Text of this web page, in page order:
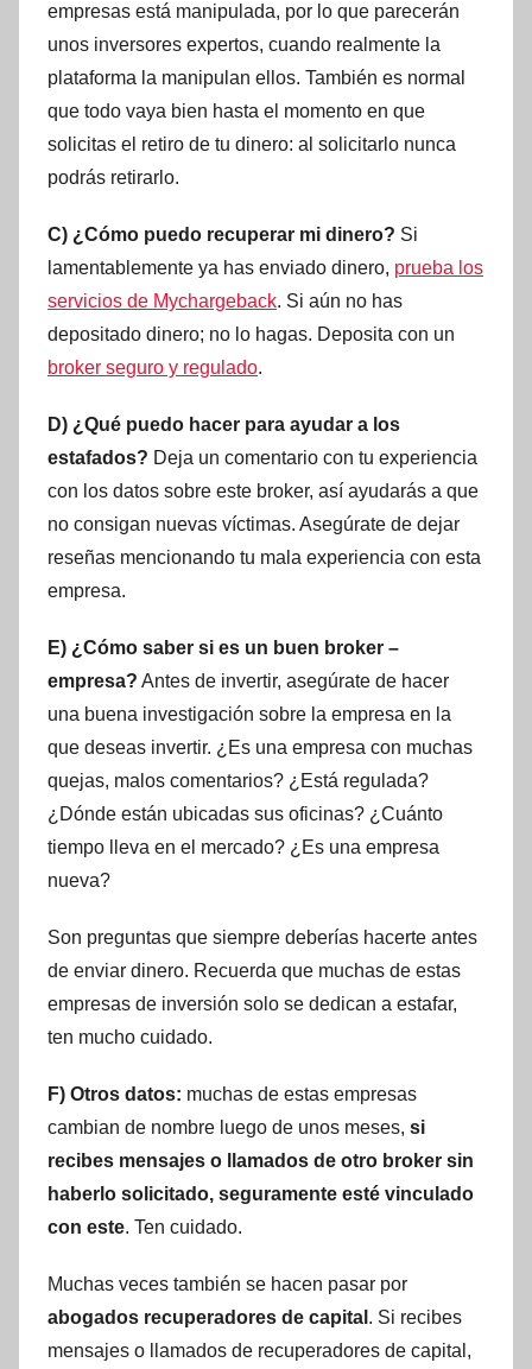
empresas está manipulada, por lo que parecerán
unos inversores expertos, cuando realmente la
plataforma la manipulan ellos. También es normal
que todo vaya bien hasta el momento en que
solicitas el retiro de tu dinero: al solicitarlo nunca
podrás retirarlo.
C) ¿Cómo puedo recuperar mi dinero? Si
lamentablemente ya has enviado dinero, prueba los
servicios de Mychargeback. Si aún no has
depositado dinero; no lo hagas. Deposita con un
broker seguro y regulado.
D) ¿Qué puedo hacer para ayudar a los
estafados? Deja un comentario con tu experiencia
con los datos sobre este broker, así ayudarás a que
no consigan nuevas víctimas. Asegúrate de dejar
reseñas mencionando tu mala experiencia con esta
empresa.
E) ¿Cómo saber si es un buen broker –
empresa? Antes de invertir, asegúrate de hacer
una buena investigación sobre la empresa en la
que deseas invertir. ¿Es una empresa con muchas
quejas, malos comentarios? ¿Está regulada?
¿Dónde están ubicadas sus oficinas? ¿Cuánto
tiempo lleva en el mercado? ¿Es una empresa
nueva?
Son preguntas que siempre deberías hacerte antes
de enviar dinero. Recuerda que muchas de estas
empresas de inversión solo se dedican a estafar,
ten mucho cuidado.
F) Otros datos: muchas de estas empresas
cambian de nombre luego de unos meses, si
recibes mensajes o llamados de otro broker sin
haberlo solicitado, seguramente esté vinculado
con este. Ten cuidado.
Muchas veces también se hacen pasar por
abogados recuperadores de capital . Si recibes
mensajes o llamados de recuperadores de capital,